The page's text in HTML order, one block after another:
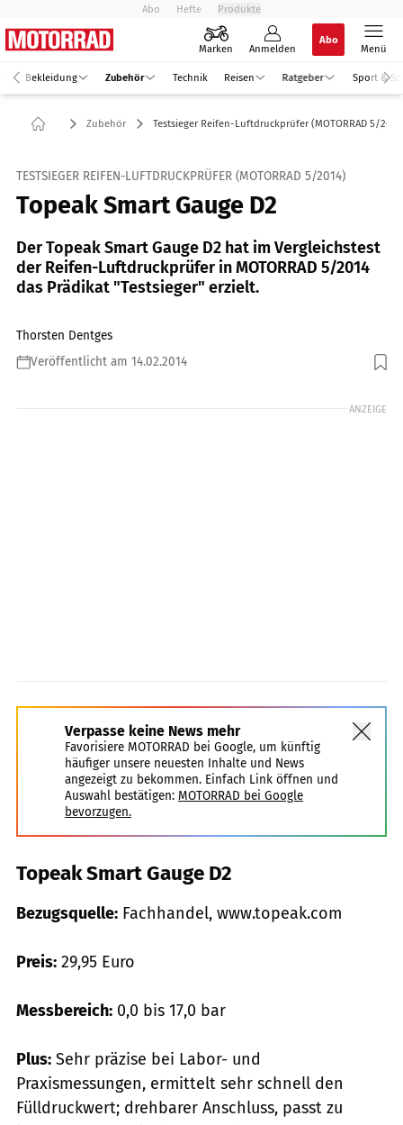
Abo Hefte Produkte
Marken Anmelden
Abo
Menü
Bekleidung Zubehör Technik Reisen Ratgeber Sport &
Zubehör Testsieger Reifen-Luftdruckprüfer (MOTORRAD 5/
TESTSIEGER REIFEN-LUFTDRUCKPRÜFER (MOTORRAD 5/2014)
Topeak Smart Gauge D2
Der Topeak Smart Gauge D2 hat im Vergleichstest
der Reifen-Luftdruckprüfer in MOTORRAD 5/2014
das Prädikat "Testsieger" erzielt.
Thorsten Dentges
Veröffentlicht am 14.02.2014
Foto: mps-Studio
ANZEIGE
Verpasse keine News mehr
Favorisiere MOTORRAD bei Google, um künftig
häufiger unsere neuesten Inhalte und News
angezeigt zu bekommen. Einfach Link öffnen und
Auswahl bestätigen: MOTORRAD bei Google
bevorzugen.
Topeak Smart Gauge D2
Bezugsquelle: Fachhandel, www.topeak.com
Preis: 29,95 Euro
Messbereich: 0,0 bis 17,0 bar
Plus: Sehr präzise bei Labor- und
Praxismessungen, ermittelt sehr schnell den
Fülldruckwert; drehbarer Anschluss, passt zu